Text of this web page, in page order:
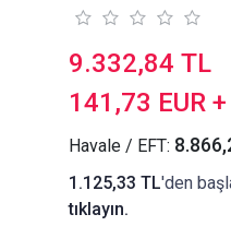
9.332,84 TL
141,73 EUR
Havale / EFT:
1.125,33 TL'den
tıklayın.